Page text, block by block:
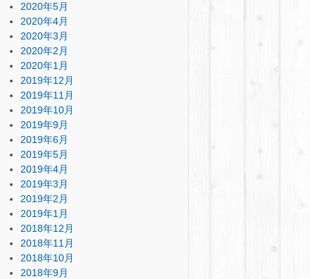
2020年5月
2020年4月
2020年3月
2020年2月
2020年1月
2019年12月
2019年11月
2019年10月
2019年9月
2019年6月
2019年5月
2019年4月
2019年3月
2019年2月
2019年1月
2018年12月
2018年11月
2018年10月
2018年9月